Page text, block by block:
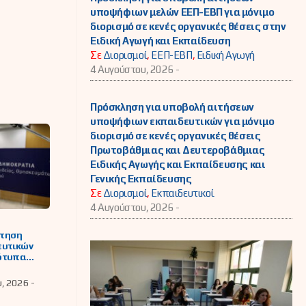
2021 (Α΄
2026 -
υποψήφιων μελών ΕΕΠ-ΕΒΠ για μόνιμο
διορισμό σε κενές οργανικές θέσεις στην
Ειδική Αγωγή και Εκπαίδευση
ΣεΔιορισμοί, ΕΕΠ-ΕΒΠ, Ειδική Αγωγή
4 Αυγούστου, 2026 -
Πρόσκληση για υποβολή αιτήσεων
υποψήφιων εκπαιδευτικών για μόνιμο
διορισμό σε κενές οργανικές θέσεις
Πρωτοβάθμιας και Δευτεροβάθμιας
Ειδικής Αγωγής και Εκπαίδευσης και
Γενικής Εκπαίδευσης
ΣεΔιορισμοί, Εκπαιδευτικοί
4 Αυγούστου, 2026 -